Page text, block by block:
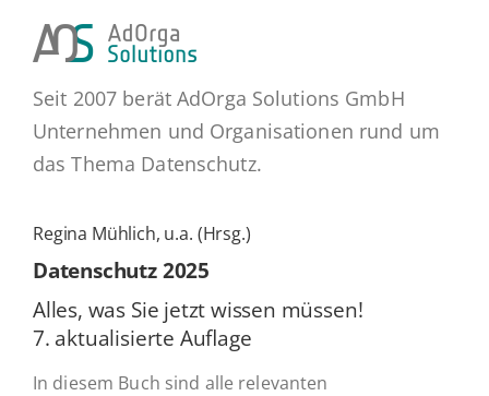
Seit 2007 berät AdOrga Solutions GmbH
Unternehmen und Organisationen rund um
das Thema Datenschutz.
Regina Mühlich, u.a. (Hrsg.)
Daten­schutz 2025
Alles, was Sie jetzt wissen müssen!
7. ak­tua­li­sier­te Auflage
In diesem Buch sind alle relevanten